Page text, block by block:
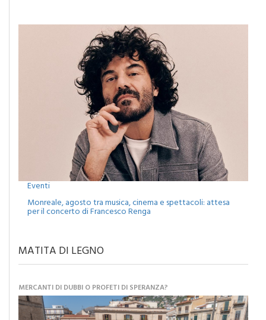
Monreale, agosto tra musica, cinema e spettacoli: attesa
per il concerto di Francesco Renga